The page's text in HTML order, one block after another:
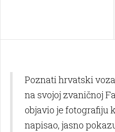
Poznati hrvatski
na svojoj zvaničnoj
objavio je fotografiju
napisao, jasno